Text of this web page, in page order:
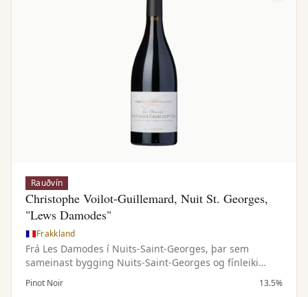
Rauðvín
Christophe Voilot-Guillemard, Nuit St. Georges,
"Lews Damodes"
Frakkland
Frá Les Damodes í Nuits-Saint-Georges, þar sem
sameinast bygging Nuits-Saint-Georges og fínleiki
Vosne-Romanée. Háir víngarðar og steinefnaríkur
jarðvegur gefa fínlegt vín með dýpt og ilmflækjustig.
Pinot Noir 13.5%